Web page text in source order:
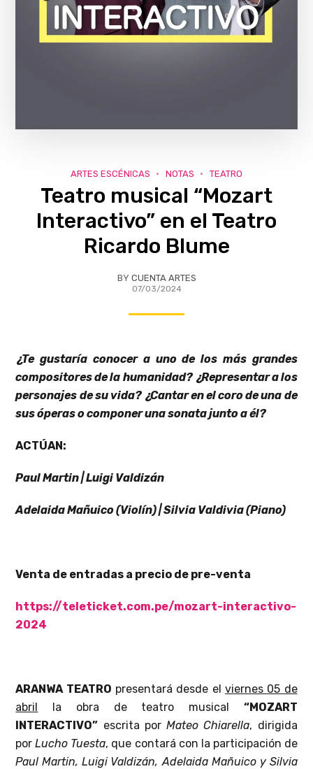
ARTES ESCÉNICAS NOTAS TEATRO
Teatro musical “Mozart
Interactivo” en el Teatro
Ricardo Blume
BY CUENTA ARTES
07/03/2024
¿Te gustaría conocer a uno de los más grandes
compositores de la humanidad? ¿Representar a los
personajes de su vida? ¿Cantar en el coro de una de
sus óperas o componer una sonata junto a él?
ACTÚAN:
Paul Martin | Luigi Valdizán
Adelaida Mañuico (Violín) | Silvia Valdivia (Piano)
Venta de entradas a precio de pre-venta
https://teleticket.com.pe/mozart-interactivo-
2024
ARANWA TEATRO presentará desde el viernes 05 de
abril la obra de teatro musical “MOZART
INTERACTIVO” escrita porMateo Chiarella, dirigida
porLucho Tuesta, que contará con la participación de
Paul Martin, Luigi Valdizán, Adelaida Mañuico y Silvia